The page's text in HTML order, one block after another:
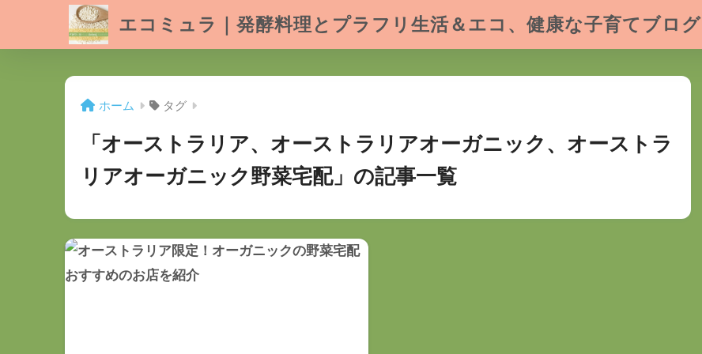
エコミュラ｜発酵料理とプラフリ生活＆エコ、健康な子育てブログ
ホーム タグ
「オーストラリア、オーストラリアオーガニック、オーストラ
リアオーガニック野菜宅配」の記事一覧